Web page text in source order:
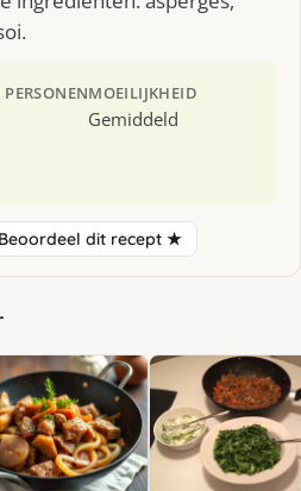
MOEILIJKHEID
Gemiddeld
Beoordeel dit recept ★